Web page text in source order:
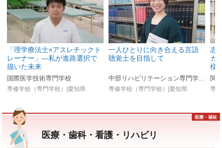
「理学療法士×アスレチックト
レーナー」―私が進路選択で
描いた未来
国際医学技術専門学校
専修学校（専門学校）|愛知県
一人ひとりに向き合える言語
聴覚士を目指して
専修学校（専門学校）|愛知県
志
カ
様
関
専
医療・福祉
医療・歯科・看護・リハビリ